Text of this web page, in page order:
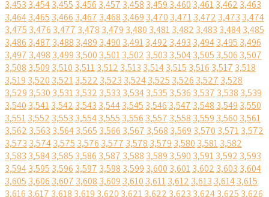
3,453 3,4543,455 3,456 3,457 3,458 3,459 3,460 3,4613,462 3,463
3,4643,465 3,466 3,467 3,468 3,469 3,470 3,4713,472 3,473 3,474
3,475 3,476 3,477 3,478 3,479 3,480 3,4813,482 3,483 3,4843,485
3,486 3,487 3,488 3,489 3,490 3,4913,492 3,493 3,4943,495 3,496
3,497 3,498 3,499 3,500 3,5013,502 3,503 3,5043,505 3,506 3,507
3,508 3,509 3,510 3,5113,512 3,513 3,5143,515 3,516 3,517 3,518
3,519 3,520 3,5213,522 3,523 3,5243,525 3,526 3,527 3,528
3,529 3,530 3,5313,532 3,533 3,5343,535 3,536 3,537 3,538 3,539
3,540 3,5413,542 3,543 3,5443,545 3,546 3,547 3,548 3,549 3,550
3,5513,552 3,553 3,5543,555 3,556 3,557 3,558 3,559 3,560 3,561
3,562 3,563 3,5643,565 3,566 3,567 3,568 3,569 3,570 3,5713,572
3,573 3,5743,575 3,576 3,577 3,578 3,579 3,580 3,5813,582
3,583 3,5843,585 3,586 3,587 3,588 3,589 3,590 3,5913,592 3,593
3,5943,595 3,596 3,597 3,598 3,599 3,600 3,6013,602 3,603 3,604
3,605 3,606 3,607 3,608 3,609 3,610 3,6113,612 3,613 3,6143,615
3,616 3,617 3,618 3,619 3,620 3,6213,622 3,623 3,6243,625 3,626